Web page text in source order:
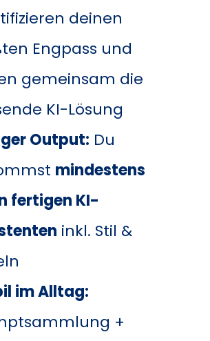
deinen
Engpass und
gemeinsam die
KI-Lösung
Output: Du
mindestens
fertigen KI-
inkl. Stil &
im Alltag:
+